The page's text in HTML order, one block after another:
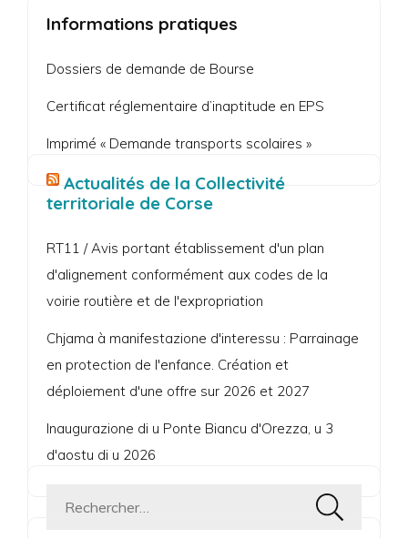
publications
Informations pratiques
Dossiers de demande de Bourse
Certificat réglementaire d’inaptitude en EPS
Imprimé « Demande transports scolaires »
Actualités de la Collectivité
territoriale de Corse
RT11 / Avis portant établissement d'un plan
d'alignement conformément aux codes de la
voirie routière et de l'expropriation
Chjama à manifestazione d'interessu : Parrainage
en protection de l'enfance. Création et
déploiement d'une offre sur 2026 et 2027
Inaugurazione di u Ponte Biancu d'Orezza, u 3
d'aostu di u 2026
Rechercher :